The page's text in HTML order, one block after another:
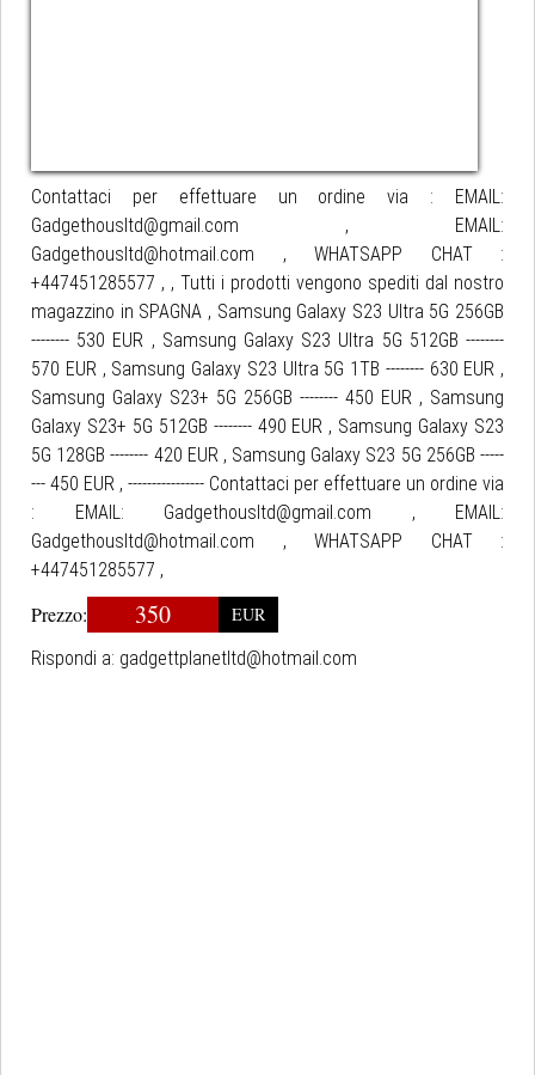
Contattaci per effettuare un ordine via : EMAIL:
Gadgethousltd@gmail.com , EMAIL:
Gadgethousltd@hotmail.com , WHATSAPP CHAT :
+447451285577 , , Tutti i prodotti vengono spediti dal nostro
magazzino in SPAGNA , Samsung Galaxy S23 Ultra 5G 256GB
-------- 530 EUR , Samsung Galaxy S23 Ultra 5G 512GB --------
570 EUR , Samsung Galaxy S23 Ultra 5G 1TB -------- 630 EUR ,
Samsung Galaxy S23+ 5G 256GB -------- 450 EUR , Samsung
Galaxy S23+ 5G 512GB -------- 490 EUR , Samsung Galaxy S23
5G 128GB -------- 420 EUR , Samsung Galaxy S23 5G 256GB -----
--- 450 EUR , ---------------- Contattaci per effettuare un ordine via
: EMAIL: Gadgethousltd@gmail.com , EMAIL:
Gadgethousltd@hotmail.com , WHATSAPP CHAT :
+447451285577 ,
Prezzo: 350
EUR
Rispondi a: gadgettplanetltd@hotmail.com